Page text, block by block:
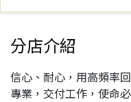
分店介紹
信心、耐心，用高頻率
專業，交付工作，使命